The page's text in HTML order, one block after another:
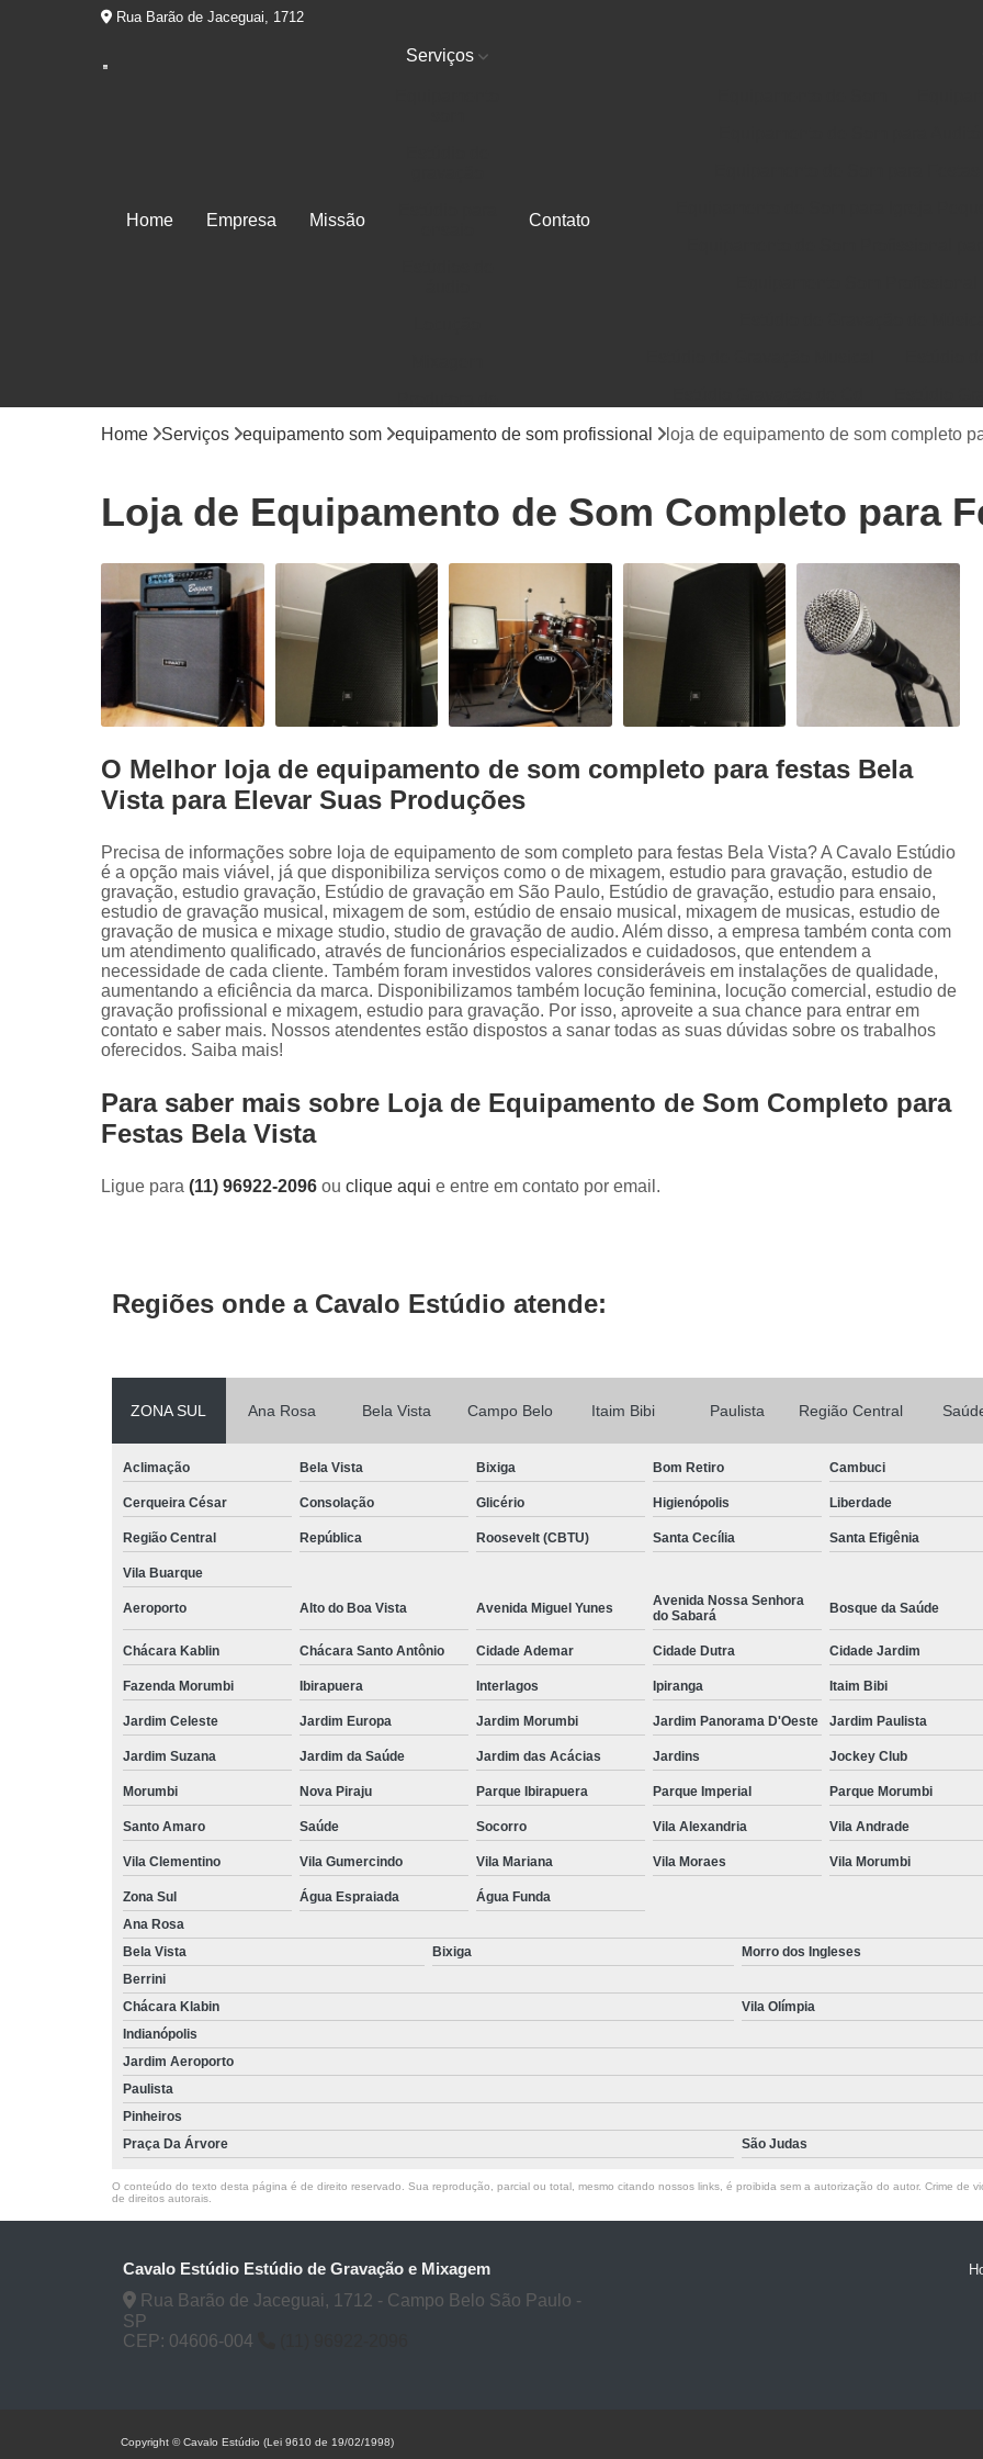
Rua Barão de Jaceguai, 1712
Home Empresa Missão
Serviços
Contato
Gravação de Cd em Estúdio
Gravação
Trilhas Sonoras para Filmes em Estudio
Estúdio de Ensaio Musical
Estúdio Ensaio de Musicas
Estúdio para Ensaio de Bandas
Estúdio para Ensaio Musical
Estúdios para Ensaios Musicais
Sala de Ensaio Musical
Edição de
Estúdio de Audiobook
Estudio
Fazer Audiobook
Fazer Podcast
Gravação de áudio
Gravação de Audiobook
Gravadora áudio
Gravar Audiobook
Locução de Rádio
Locução em Off
Locução para Propaganda
Mixagem de áudio
Mixagem de
Home Serviços equipamento som equipamento de som profissional loja de equipamento de som completo
Loja de Equipamento de Som Completo para
O Melhor loja de equipamento de som completo para festas Bela
Vista para Elevar Suas Produções
Precisa de informações sobre loja de equipamento de som completo para festas Bela Vista? A Cavalo Estúdio
é a opção mais viável, já que disponibiliza serviços como o de mixagem, estudio para gravação, estudio de
gravação, estudio gravação, Estúdio de gravação em São Paulo, Estúdio de gravação, estudio para ensaio,
estudio de gravação musical, mixagem de som, estúdio de ensaio musical, mixagem de musicas, estudio de
gravação de musica e mixage studio, studio de gravação de audio. Além disso, a empresa também conta com
um atendimento qualificado, através de funcionários especializados e cuidadosos, que entendem a
necessidade de cada cliente. Também foram investidos valores consideráveis em instalações de qualidade,
aumentando a eficiência da marca. Disponibilizamos também locução feminina, locução comercial, estudio de
gravação profissional e mixagem, estudio para gravação. Por isso, aproveite a sua chance para entrar em
contato e saber mais. Nossos atendentes estão dispostos a sanar todas as suas dúvidas sobre os trabalhos
oferecidos. Saiba mais!
Para saber mais sobre Loja de Equipamento de Som Completo para
Festas Bela Vista
Ligue para (11) 96922-2096 ou clique aqui e entre em contato por email.
Regiões onde a Cavalo Estúdio atende:
ZONA SUL Ana Rosa Bela Vista Campo Belo Itaim Bibi Paulista Região Central
Aclimação Bela Vista Bixiga Bom Retiro Cambuci
Cerqueira César Consolação Glicério Higienópolis Liberdade
Região Central República Roosevelt (CBTU) Santa Cecília Santa Efigênia
Vila Buarque
Aeroporto Alto do Boa Vista Avenida Miguel Yunes
Avenida Nossa Senhora
do Sabará
Bosque da Saúde
Chácara Kablin Chácara Santo Antônio Cidade Ademar Cidade Dutra Cidade Jardim
Fazenda Morumbi Ibirapuera Interlagos Ipiranga Itaim Bibi
Jardim Celeste Jardim Europa Jardim Morumbi Jardim Panorama D'Oeste Jardim Paulista
Jardim Suzana Jardim da Saúde Jardim das Acácias Jardins Jockey Club
Morumbi Nova Piraju Parque Ibirapuera Parque Imperial Parque Morumbi
Santo Amaro Saúde Socorro Vila Alexandria Vila Andrade
Vila Clementino Vila Gumercindo Vila Mariana Vila Moraes Vila Morumbi
Zona Sul Água Espraiada
Água Funda
Ana Rosa
Bela Vista
Bixiga Morro dos Ingleses
Berrini
Chácara Klabin
Vila Olímpia
Indianópolis
Jardim Aeroporto
Paulista
Pinheiros
Praça Da Árvore
São Judas
O conteúdo do texto desta página é de direito reservado. Sua reprodução, parcial ou total, mesmo citando nossos links, é proibida sem a autorização do autor. Crime de
de direitos autorais
Cavalo Estúdio Estúdio de Gravação e Mixagem
Rua Barão de Jaceguai, 1712 - Campo Belo São Paulo -
SP
CEP: 04606-004
Copyright © Cavalo Estúdio (Lei 9610 de 19/02/1998)